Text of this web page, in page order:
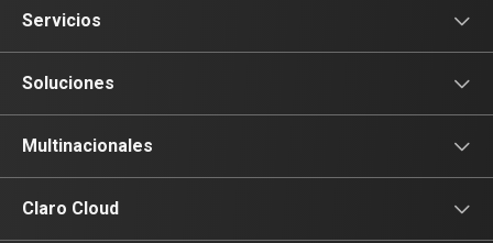
Servicios
Voz
Tv
Conectividad
Soluciones
Comunicación
Conectividad
Multinacionales
Multinacionales
Claro Cloud